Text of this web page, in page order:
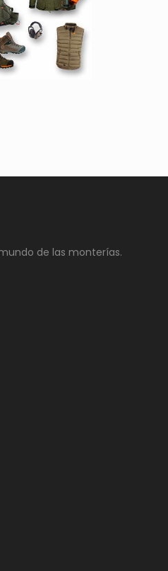
de las monterías.